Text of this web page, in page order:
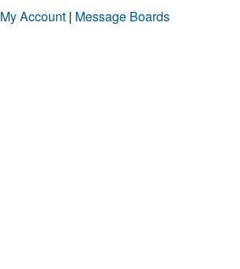
My Account | Message Boards